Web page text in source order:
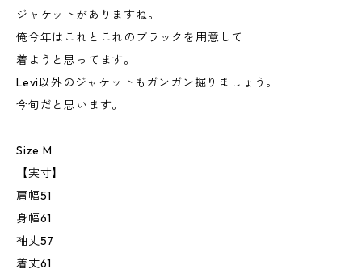
ジャケットがありますね。
俺今年はこれとこれのブラックを用意して
着ようと思ってます。
Levi以外のジャケットもガンガン掘りましょう。
今旬だと思います。
Size M
【実寸】
肩幅51
身幅61
袖丈57
着丈61